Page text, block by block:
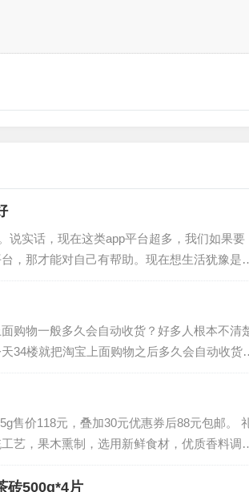
说实话，现在这类app平台超多，我们如果要
，那才能对自己有帮助。现在想生活犹豫是
好呢。另外，这类平…
购物一般多久会自动收货？好多人根本不清
34楼就把淘宝上面购物之后多久会自动收货
售价118元，叠加30元优惠券后88元包邮。
艺，果木熏制，选用新鲜食材，优质香料调
手工制作，…
砖500g*4片